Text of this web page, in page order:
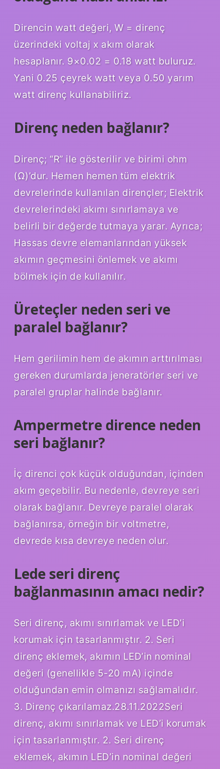
Direncin watt değeri, W = direnç
üzerindeki voltaj x akım olarak
hesaplanır. 9×0.02 = 0.18 watt buluruz.
Yani 0.25 çeyrek watt veya 0.50 yarım
watt direnç kullanabiliriz.
Direnç neden bağlanır?
Direnç; “R” ile gösterilir ve birimi ohm
(Ω)’dur. Hemen hemen tüm elektrik
devrelerinde kullanılan dirençler; Elektrik
devrelerindeki akımı sınırlamaya ve
belirli bir değerde tutmaya yarar. Ayrıca;
Hassas devre elemanlarından yüksek
akımın geçmesini önlemek ve akımı
bölmek için de kullanılır.
Üreteçler neden seri ve
paralel bağlanır?
Hem gerilimin hem de akımın arttırılması
gereken durumlarda jeneratörler seri ve
paralel gruplar halinde bağlanır.
Ampermetre dirence neden
seri bağlanır?
İç direnci çok küçük olduğundan, içinden
akım geçebilir. Bu nedenle, devreye seri
olarak bağlanır. Devreye paralel olarak
bağlanırsa, örneğin bir voltmetre,
devrede kısa devreye neden olur.
Lede seri direnç
bağlanmasının amacı nedir?
Seri direnç, akımı sınırlamak ve LED’i
korumak için tasarlanmıştır. 2. Seri
direnç eklemek, akımın LED’in nominal
değeri (genellikle 5-20 mA) içinde
olduğundan emin olmanızı sağlamalıdır.
3. Direnç çıkarılamaz.28.11.2022Seri
direnç, akımı sınırlamak ve LED’i korumak
için tasarlanmıştır. 2. Seri direnç
eklemek, akımın LED’in nominal değeri